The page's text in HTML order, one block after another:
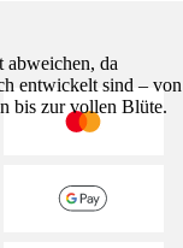
da
entwickelt sind – von
bis zur vollen Blüte.